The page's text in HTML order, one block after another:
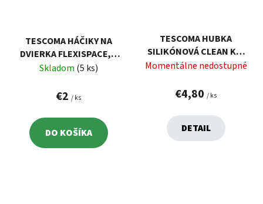
TESCOMA HÁČIKY NA
DVIERKA FLEXISPACE, 2
KS, TRANSPARENTNÉ
Skladom (5 ks)
€2 / ks
DO KOŠÍKA
TESCOMA HUBKA
SILIKÓNOVÁ CLEAN KIT
FLEX
Momentálne nedostupné
€4,80 / ks
DETAIL